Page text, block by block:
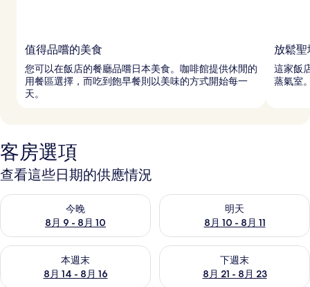
值得品嚐的美食
您可以在飯店的餐廳品嚐日本美食。咖啡館提供休閒的
用餐區選擇，而吃到飽早餐則以美味的方式開始每一
天。
放鬆聖
這家飯
蒸氣室
客房選項
查看這些日期的供應情況
今晚
8月 9 - 8月 10
查看今晚 (8月 9 - 8月 10) 的供應情況
明天
8月 10 - 8月 11
查看明天 (8月 10 - 8月 11) 的
本週末
8月 14 - 8月 16
查看本週末 (8月 14 - 8月 16) 的供應情況
下週末
8月 21 - 8月 23
查看下週末 (8月 21 - 8月 23)